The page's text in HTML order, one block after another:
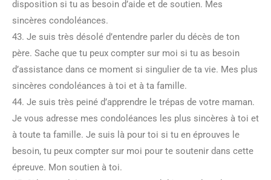
disposition si tu as besoin d’aide et de soutien. Mes
sincères condoléances.
43. Je suis très désolé d’entendre parler du décès de ton
père. Sache que tu peux compter sur moi si tu as besoin
d’assistance dans ce moment si singulier de ta vie. Mes plus
sincères condoléances à toi et à ta famille.
44. Je suis très peiné d’apprendre le trépas de votre maman.
Je vous adresse mes condoléances les plus sincères à toi et
à toute ta famille. Je suis là pour toi si tu en éprouves le
besoin, tu peux compter sur moi pour te soutenir dans cette
épreuve. Mon soutien à toi.